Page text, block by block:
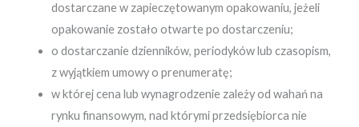
dostarczane w zapieczętowanym opakowaniu, jeżeli
opakowanie zostało otwarte po dostarczeniu;
o dostarczanie dzienników, periodyków lub czasopism,
z wyjątkiem umowy o prenumeratę;
w której cena lub wynagrodzenie zależy od wahań na
rynku finansowym, nad którymi przedsiębiorca nie